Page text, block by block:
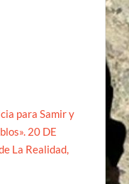
para Samir y
20 DE
La Realidad,